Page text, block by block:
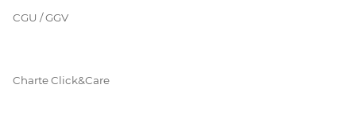
CGU / GGV
Charte Click&Care